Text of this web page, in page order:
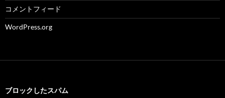
コメントフィード
WordPress.org
ブロックしたスパム